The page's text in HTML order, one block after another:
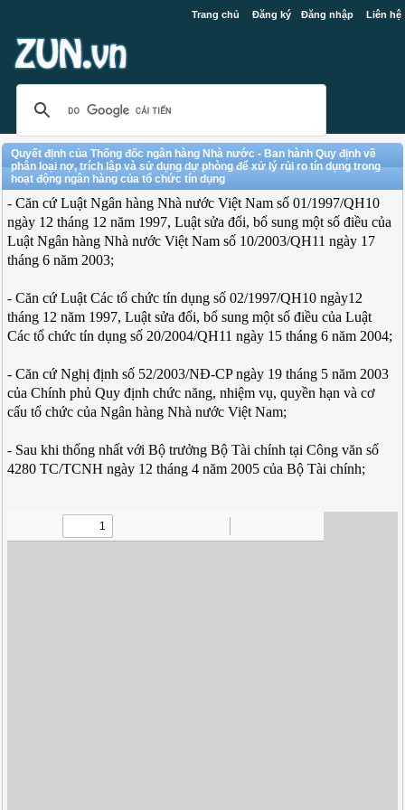
Trang chủ Đăng ký Đăng nhập Liên hệ
Quyết định của Thống đốc ngân hàng Nhà nước - Ban hành Quy định về
phân loại nợ, trích lập và sử dụng dự phòng để xử lý rủi ro tín dụng trong
hoạt động ngân hàng của tổ chức tín dụng
- Căn cứ Luật Ngân hàng Nhà nước Việt Nam số 01/1997/QH10
ngày 12 tháng 12 năm 1997, Luật sửa đổi, bổ sung một số điều của
Luật Ngân hàng Nhà nước Việt Nam số 10/2003/QH11 ngày 17
tháng 6 năm 2003;
- Căn cứ Luật Các tổ chức tín dụng số 02/1997/QH10 ngày12
tháng 12 năm 1997, Luật sửa đổi, bổ sung một số điều của Luật
Các tổ chức tín dụng số 20/2004/QH11 ngày 15 tháng 6 năm 2004;
- Căn cứ Nghị định số 52/2003/NĐ-CP ngày 19 tháng 5 năm 2003
của Chính phủ Quy định chức năng, nhiệm vụ, quyền hạn và cơ
cấu tổ chức của Ngân hàng Nhà nước Việt Nam;
- Sau khi thống nhất với Bộ trưởng Bộ Tài chính tại Công văn số
4280 TC/TCNH ngày 12 tháng 4 năm 2005 của Bộ Tài chính;